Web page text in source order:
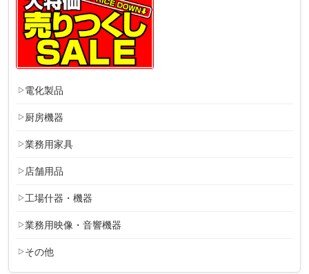
電化製品
厨房機器
業務用家具
店舗用品
工場什器・機器
業務用映像・音響機器
その他